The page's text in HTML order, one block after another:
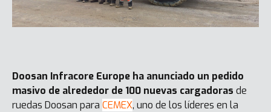
Doosan Infracore Europe ha anunciado un pedido
masivo de alrededor de 100 nuevas cargadoras de
ruedas Doosan para CEMEX, uno de los líderes en la